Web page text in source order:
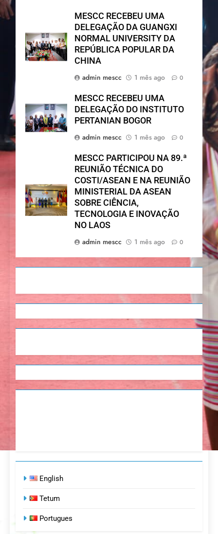
MESCC RECEBEU UMA
DELEGAÇÃO DA GUANGXI
NORMAL UNIVERSITY DA
REPÚBLICA POPULAR DA
CHINA
admin mescc
1 mês ago 0
MESCC RECEBEU UMA
DELEGAÇÃO DO INSTITUTO
PERTANIAN BOGOR
admin mescc
1 mês ago 0
MESCC PARTICIPOU NA 89.ª
REUNIÃO TÉCNICA DO
COSTI/ASEAN E NA REUNIÃO
MINISTERIAL DA ASEAN
SOBRE CIÊNCIA,
TECNOLOGIA E INOVAÇÃO
NO LAOS
admin mescc
1 mês ago 0
English
Tetum
Portugues